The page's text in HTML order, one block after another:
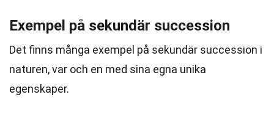
Exempel på sekundär succession
Det finns många exempel på sekundär succession i
naturen, var och en med sina egna unika
egenskaper.